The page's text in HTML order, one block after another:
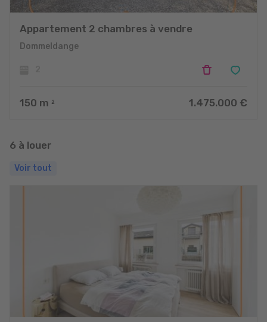
Appartement 2 chambres à vendre
Dommeldange
150 m 2 1.475.000 €
6 à louer
Voir tout